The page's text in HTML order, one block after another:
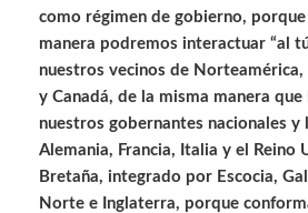
como régimen de gobierno,
manera podremos interactuar “al
nuestros vecinos de
y Canadá, de la misma manera
nuestros gobernantes nacionales y
Alemania, Francia, Italia y el Reino
Bretaña, integrado por Escocia,
Norte e Inglaterra, porque